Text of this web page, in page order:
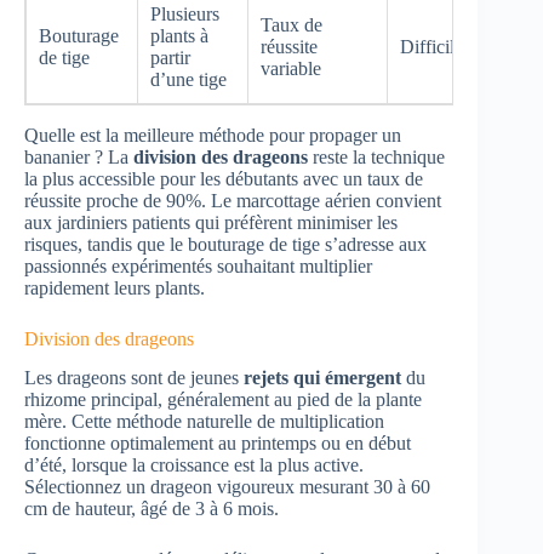
Bouturage
de tige
Plusieurs
plants à
partir
d’une tige
Taux de
réussite
variable
Difficile
Quelle est la meilleure méthode pour propager un
bananier ? La division des drageons reste la technique
la plus accessible pour les débutants avec un taux de
réussite proche de 90%. Le marcottage aérien convient
aux jardiniers patients qui préfèrent minimiser les
risques, tandis que le bouturage de tige s’adresse aux
passionnés expérimentés souhaitant multiplier
rapidement leurs plants.
Division des drageons
Les drageons sont de jeunes rejets qui émergentdu
rhizome principal, généralement au pied de la plante
mère. Cette méthode naturelle de multiplication
fonctionne optimalement au printemps ou en début
d’été, lorsque la croissance est la plus active.
Sélectionnez un drageon vigoureux mesurant 30 à 60
cm de hauteur, âgé de 3 à 6 mois.